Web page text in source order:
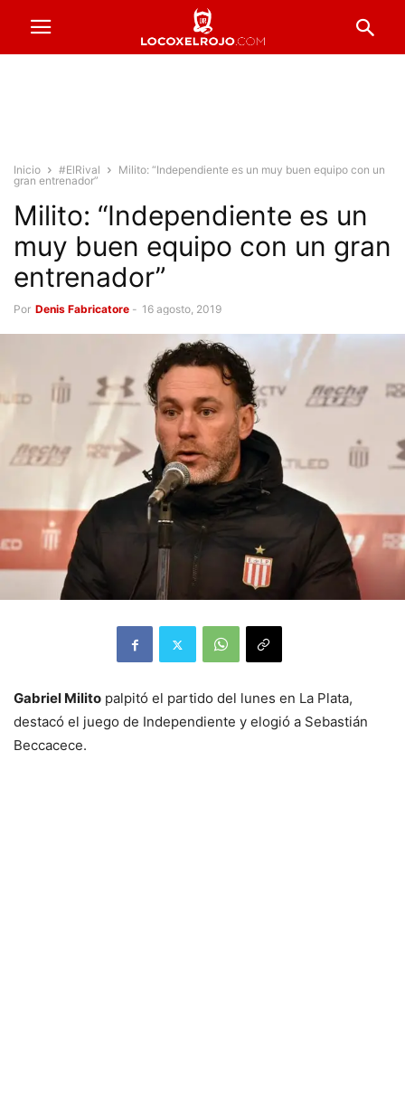
Inicio #ElRival
Milito: “Independiente es un muy buen equipo con un
gran entrenador”
Milito: “Independiente es un
muy buen equipo con un gran
entrenador”
Por Denis Fabricatore - 16 agosto, 2019
Gabriel Milito palpitó el partido del lunes en La Plata,
destacó el juego de Independiente y elogió a Sebastián
Beccacece.